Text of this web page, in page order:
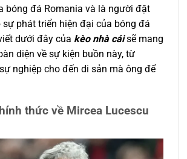
bóng đá Romania và là người đặt
sự phát triển hiện đại của bóng đá
dưới đây của kèo nhà cái sẽ mang
diện về sự kiện buồn này, từ
nghiệp cho đến di sản mà ông để
thức về Mircea Lucescu